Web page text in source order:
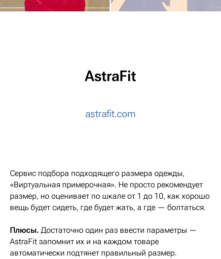
AstraFit
astrafit.com
Cервис подбора подходящего размера одежды,
«Виртуальная примерочная». Не просто рекомендует
размер, но оценивает по шкале от 1 до 10, как хорошо
вещь будет сидеть, где будет жать, а где — болтаться.
Плюсы. Достаточно один раз ввести параметры —
AstraFit запомнит их и на каждом товаре
автоматически подтянет правильный размер.